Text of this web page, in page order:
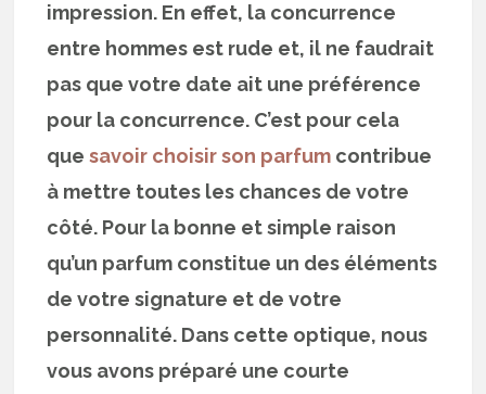
impression. En effet, la concurrence
entre hommes est rude et, il ne faudrait
pas que votre date ait une préférence
pour la concurrence. C’est pour cela
quesavoir choisir son parfum contribue
à mettre toutes les chances de votre
côté. Pour la bonne et simple raison
qu’un parfum constitue un des éléments
de votre signature et de votre
personnalité. Dans cette optique, nous
vous avons préparé une courte